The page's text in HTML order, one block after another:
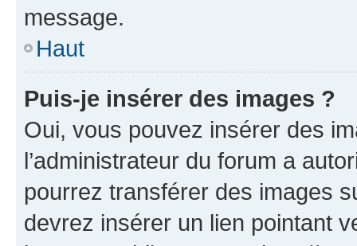
message.
Haut
Puis-je insérer des images ?
Oui, vous pouvez insérer des
l’administrateur du forum a
pourrez transférer des images
devrez insérer un lien pointant